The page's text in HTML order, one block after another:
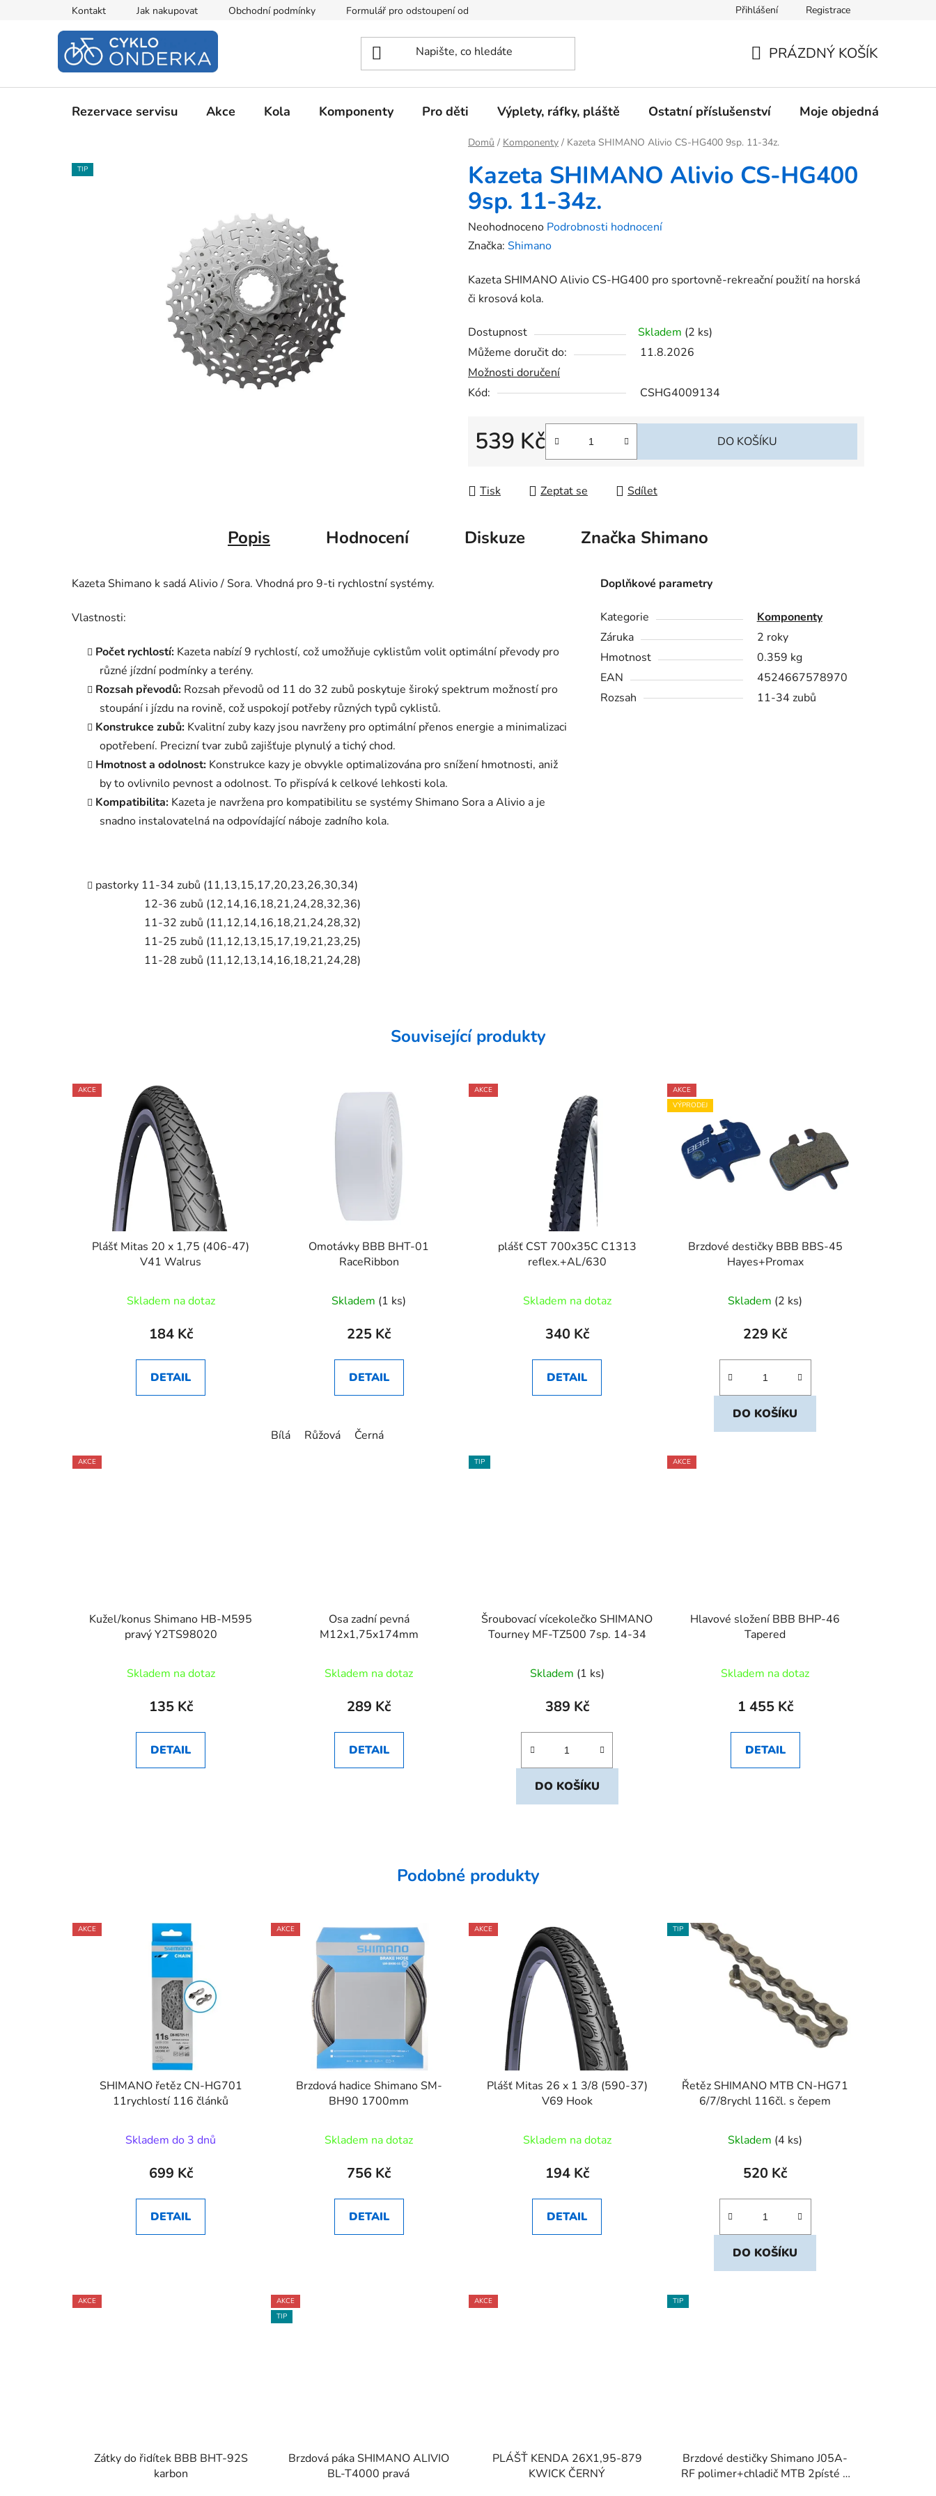
Kontakt Jak nakupovat Obchodní podmínky Formulář pro odstoupení od kupní smlouvy Přihlášení Registrace
KOŠÍK
PRÁZDNÝ KOŠÍK
Rezervace servisu Akce Kola Komponenty Pro děti Výplety, ráfky, pláště Ostatní příslušenství Moje objednávka
Domů / Komponenty / Kazeta SHIMANO Alivio CS-HG400 9sp. 11-34z.
Kazeta SHIMANO Alivio CS-HG400
9sp. 11-34z.
Průměrné
hodnocení
je
0,0
5
hvězdiček.
Neohodnoceno Podrobnosti hodnocení
Značka: Shimano
Kazeta SHIMANO Alivio CS-HG400 pro sportovně-rekreační použití na horská
či krosová kola.
Dostupnost Skladem (2 ks)
Můžeme doručit do:
11.8.2026
Možnosti doručení
Kód:
CSHG4009134
539 Kč DO KOŠÍKU
Tisk Zeptat se Sdílet
TIP
Popis Hodnocení Diskuze Značka Shimano
Kazeta Shimano k sadá Alivio / Sora. Vhodná pro 9-ti rychlostní systémy.
Vlastnosti:
Počet rychlostí: Kazeta nabízí 9 rychlostí, což umožňuje cyklistům volit optimální převody pro
různé jízdní podmínky a terény.
Rozsah převodů: Rozsah převodů od 11 do 32 zubů poskytuje široký spektrum možností pro
stoupání i jízdu na rovině, což uspokojí potřeby různých typů cyklistů.
Konstrukce zubů: Kvalitní zuby kazy jsou navrženy pro optimální přenos energie a minimalizaci
opotřebení. Precizní tvar zubů zajišťuje plynulý a tichý chod.
Hmotnost a odolnost: Konstrukce kazy je obvykle optimalizována pro snížení hmotnosti, aniž
by to ovlivnilo pevnost a odolnost. To přispívá k celkové lehkosti kola.
Kompatibilita: Kazeta je navržena pro kompatibilitu se systémy Shimano Sora a Alivio a je
snadno instalovatelná na odpovídající náboje zadního kola.
pastorky 11-34 zubů (11,13,15,17,20,23,26,30,34)
12-36 zubů (12,14,16,18,21,24,28,32,36)
11-32 zubů (11,12,14,16,18,21,24,28,32)
11-25 zubů (11,12,13,15,17,19,21,23,25)
11-28 zubů (11,12,13,14,16,18,21,24,28)
Doplňkové parametry
Kategorie
Komponenty
Záruka
2 roky
Hmotnost
0.359 kg
EAN
4524667578970
Rozsah
11-34 zubů
Související produkty
AKCE
Plášť Mitas 20 x 1,75 (406-47)
V41 Walrus
Skladem na dotaz
184 Kč
DETAIL
Omotávky BBB BHT-01
RaceRibbon
Skladem (1 ks)
225 Kč
DETAIL
Bílá Růžová Černá
AKCE
plášť CST 700x35C C1313
reflex.+AL/630
Skladem na dotaz
340 Kč
DETAIL
AKCE
VÝPRODEJ
Brzdové destičky BBB BBS-45
Hayes+Promax
Skladem (2 ks)
229 Kč
DO KOŠÍKU
AKCE
Kužel/konus Shimano HB-M595
pravý Y2TS98020
Skladem na dotaz
135 Kč
DETAIL
Osa zadní pevná
M12x1,75x174mm
Skladem na dotaz
289 Kč
DETAIL
TIP
Šroubovací vícekolečko SHIMANO
Tourney MF-TZ500 7sp. 14-34
Skladem (1 ks)
389 Kč
DO KOŠÍKU
AKCE
Hlavové složení BBB BHP-46
Tapered
Skladem na dotaz
1 455 Kč
DETAIL
Podobné produkty
AKCE
SHIMANO řetěz CN-HG701
11rychlostí 116 článků
Skladem do 3 dnů
699 Kč
DETAIL
AKCE
Brzdová hadice Shimano SM-
BH90 1700mm
Skladem na dotaz
756 Kč
DETAIL
AKCE
Plášť Mitas 26 x 1 3/8 (590-37)
V69 Hook
Skladem na dotaz
194 Kč
DETAIL
TIP
Řetěz SHIMANO MTB CN-HG71
6/7/8rychl 116čl. s čepem
Skladem (4 ks)
520 Kč
DO KOŠÍKU
AKCE
Zátky do řidítek BBB BHT-92S
karbon
AKCE
TIP
Brzdová páka SHIMANO ALIVIO
BL-T4000 pravá
AKCE
PLÁŠŤ KENDA 26X1,95-879
KWICK ČERNÝ
TIP
Brzdové destičky Shimano J05A-
RF polimer+chladič MTB 2písté 1